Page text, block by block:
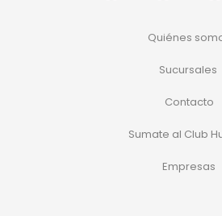
Quiénes
Sucursales
Contacto
Sumate al Club
Empresas